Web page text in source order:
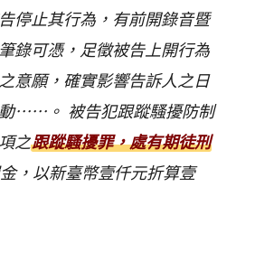
停止其行為，有前開錄音暨
錄可憑，足徵被告上開行為
意願，確實影響告訴人之日
動⋯⋯。 被告犯跟蹤騷擾防制
之跟蹤騷擾罪，處有期徒刑
金，以新臺幣壹仟元折算壹